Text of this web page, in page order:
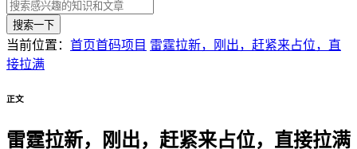
搜索一下
当前位置： 首页首码项目 雷霆拉新，刚出，赶紧来占位，直
接拉满
正文
雷霆拉新，刚出，赶紧来占位，直接拉满